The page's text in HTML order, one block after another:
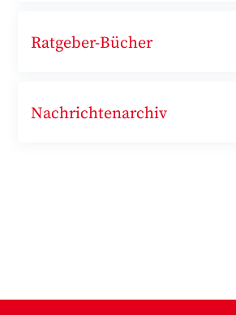
Ratgeber-Bücher
Nachrichtenarchiv